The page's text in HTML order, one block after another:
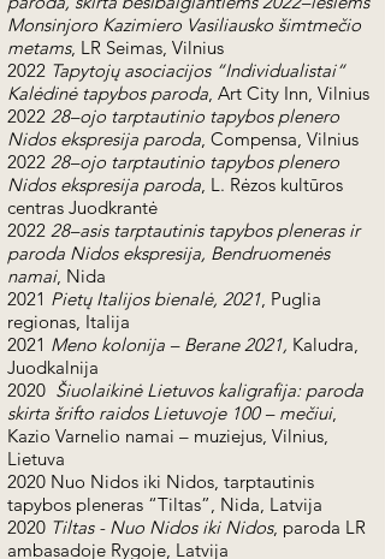
Monsinjoro Kazimiero Vasiliausko šimtmečio
metams, LR Seimas, Vilnius
2022 Tapytojų asociacijos “Individualistai“
Kalėdinė tapybos paroda, Art City Inn, Vilnius
2022 28–ojo tarptautinio tapybos plenero
Nidos ekspresija paroda, Compensa, Vilnius
2022 28–ojo tarptautinio tapybos plenero
Nidos ekspresija paroda, L. Rėzos kultūros
centras Juodkrantė
2022 28–asis tarptautinis tapybos pleneras ir
paroda Nidos ekspresija, Bendruomenės
namai, Nida
2021 Pietų Italijos bienalė, 2021, Puglia
regionas, Italija
2021 Meno kolonija – Berane 2021, Kaludra,
Juodkalnija
2020 Šiuolaikinė Lietuvos kaligrafija: paroda
skirta šrifto raidos Lietuvoje 100 – mečiui,
Kazio Varnelio namai – muziejus, Vilnius,
Lietuva
​2020 Nuo Nidos iki Nidos, tarptautinis
tapybos pleneras “Tiltas”, Nida, Latvija
2020 Tiltas - Nuo Nidos iki Nidos, paroda LR
ambasadoje Rygoje, Latvija